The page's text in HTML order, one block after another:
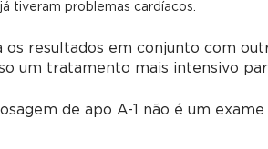
tiveram problemas cardíacos.
os resultados em conjunto com
um tratamento mais intensivo
de apo A-1 não é um